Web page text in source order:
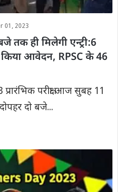
01, 2023
तक ही मिलेगी एन्ट्री:6
आवेदन, RPSC के 46
परीक्षा आज सुबह 11
दो बजे...